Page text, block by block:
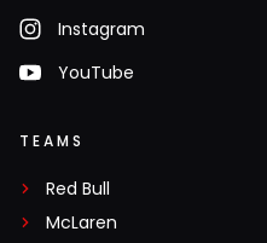
Instagram
YouTube
TEAMS
Red Bull
McLaren